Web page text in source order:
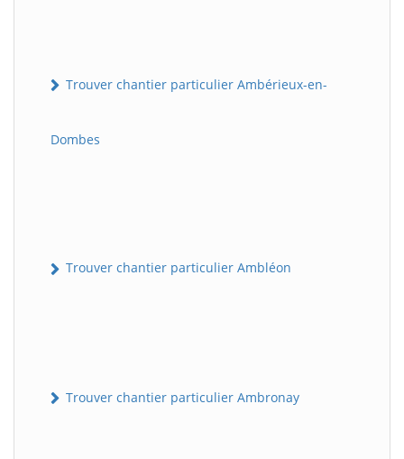
Trouver chantier particulier Ambérieux-en-
Dombes
Trouver chantier particulier Ambléon
Trouver chantier particulier Ambronay